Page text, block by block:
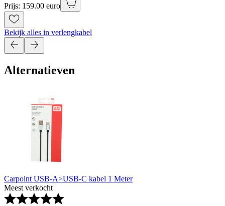
Prijs: 159.00 euro
Bekijk alles in verlengkabel
Alternatieven
Carpoint USB-A>USB-C kabel 1 Meter
Meest verkocht